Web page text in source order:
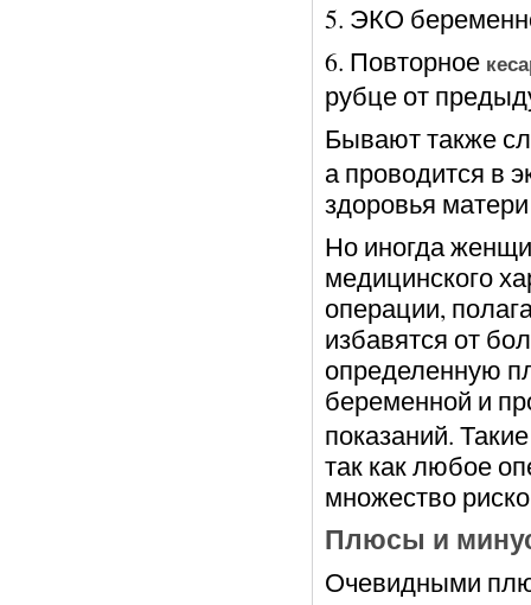
5. ЭКО
6. Повторное
рубце от
Бывают также
а проводится в
здоровья
Но иногда
медицинского
операции,
избавятся от
определенную
беременной и
показаний.
так как любое
множество
Плюсы и
Очевидными